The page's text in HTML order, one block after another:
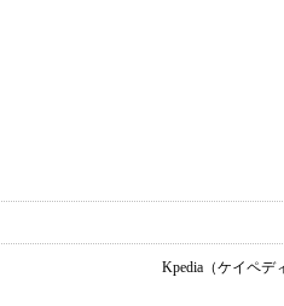
Kpedia（ケイペデ